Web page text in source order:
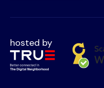
hosted by